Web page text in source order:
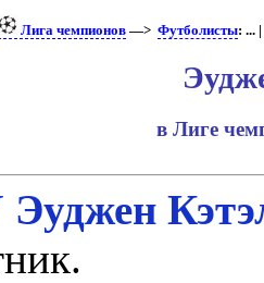
Лига чемпионов—> Футболисты: ... |
в Лиге